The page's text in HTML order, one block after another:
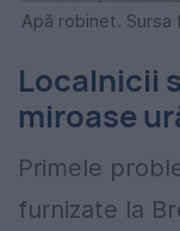
Apă robinet. Sursa
Localnicii
miroase
Primele
furnizate la